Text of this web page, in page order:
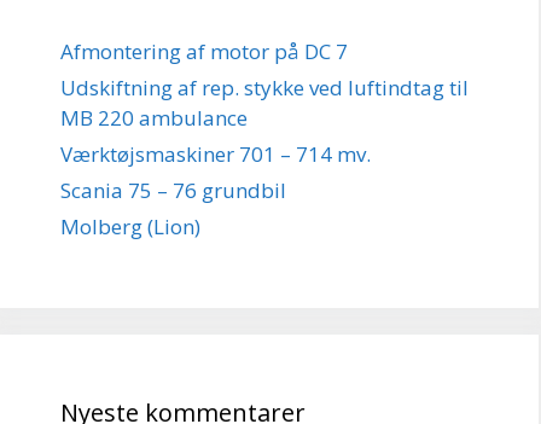
Afmontering af motor på DC 7
Udskiftning af rep. stykke ved luftindtag til
MB 220 ambulance
Værktøjsmaskiner 701 – 714 mv.
Scania 75 – 76 grundbil
Molberg (Lion)
Nyeste kommentarer